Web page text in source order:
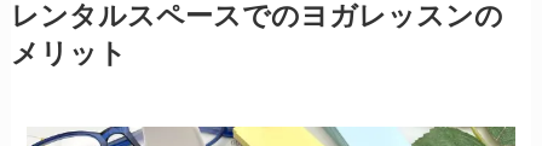
レンタルスペースでのヨガレッスンの
メリット